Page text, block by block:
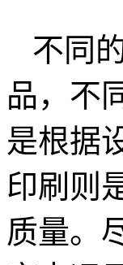
不同
品，不
是根据
印刷则
质量。